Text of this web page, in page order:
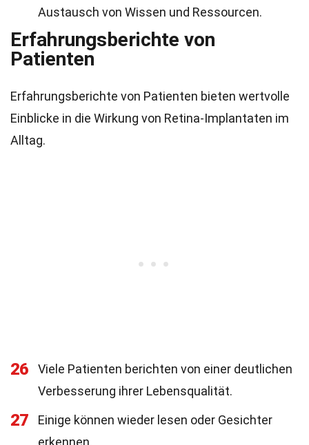
Austausch von Wissen und Ressourcen.
Erfahrungsberichte von
Patienten
Erfahrungsberichte von Patienten bieten wertvolle
Einblicke in die Wirkung von Retina-Implantaten im
Alltag.
26
Viele Patienten berichten von einer deutlichen
Verbesserung ihrer Lebensqualität.
27
Einige können wieder lesen oder Gesichter
erkennen.